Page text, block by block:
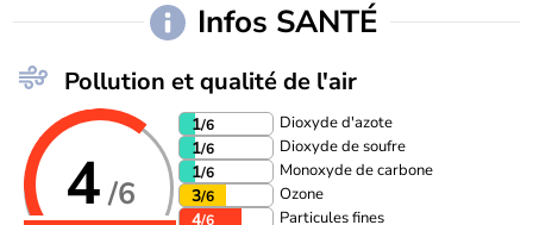
Infos SANTÉ
Pollution et qualité de l'air
4/6
1/6 Dioxyde d'azote
1/6 Dioxyde de soufre
1/6 Monoxyde de carbone
3/6 Ozone
4/6 Particules fines